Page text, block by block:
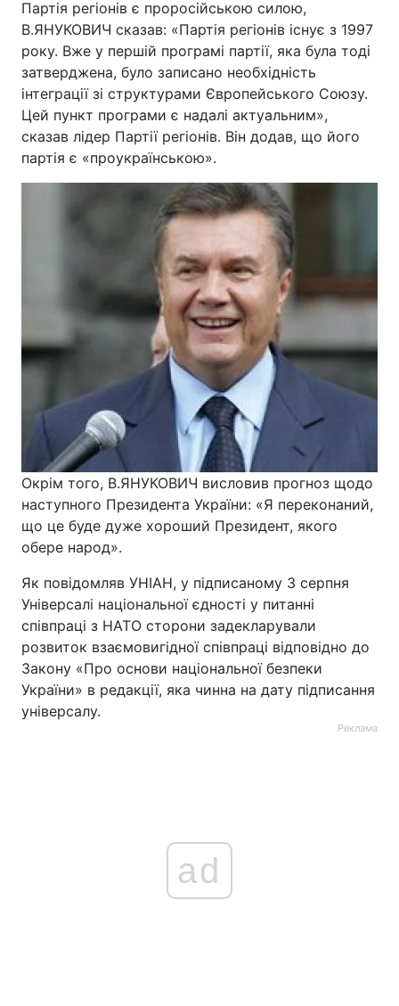
Партія регіонів є проросійською силою,
В.ЯНУКОВИЧ сказав: «Партія регіонів існує з 1997
року. Вже у першій програмі партії, яка була тоді
затверджена, було записано необхідність
інтеграції зі структурами Європейського Союзу.
Цей пункт програми є надалі актуальним»,
сказав лідер Партії регіонів. Він додав, що його
партія є «проукраїнською».
Окрім того, В.ЯНУКОВИЧ висловив прогноз щодо
наступного Президента України: «Я переконаний,
що це буде дуже хороший Президент, якого
обере народ».
Як повідомляв УНІАН, у підписаному 3 серпня
Універсалі національної єдності у питанні
співпраці з НАТО сторони задекларували
розвиток взаємовигідної співпраці відповідно до
Закону «Про основи національної безпеки
України» в редакції, яка чинна на дату підписання
універсалу.
Реклама
ad